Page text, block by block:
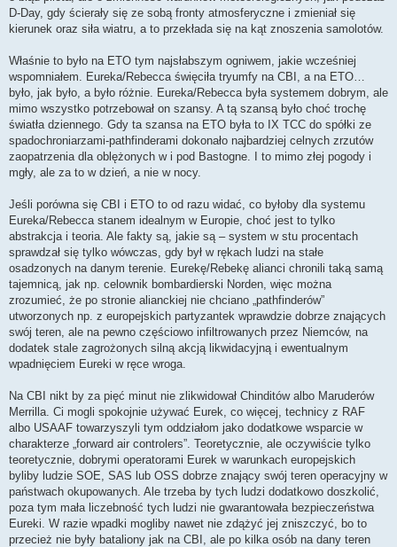
D-Day, gdy ścierały się ze sobą fronty atmosferyczne i zmieniał się
kierunek oraz siła wiatru, a to przekłada się na kąt znoszenia samolotów.
Właśnie to było na ETO tym najsłabszym ogniwem, jakie wcześniej
wspomniałem. Eureka/Rebecca święciła tryumfy na CBI, a na ETO…
było, jak było, a było różnie. Eureka/Rebecca była systemem dobrym, ale
mimo wszystko potrzebował on szansy. A tą szansą było choć trochę
światła dziennego. Gdy ta szansa na ETO była to IX TCC do spółki ze
spadochroniarzami-pathfinderami dokonało najbardziej celnych zrzutów
zaopatrzenia dla oblężonych w i pod Bastogne. I to mimo złej pogody i
mgły, ale za to w dzień, a nie w nocy.
Jeśli porówna się CBI i ETO to od razu widać, co byłoby dla systemu
Eureka/Rebecca stanem idealnym w Europie, choć jest to tylko
abstrakcja i teoria. Ale fakty są, jakie są – system w stu procentach
sprawdzał się tylko wówczas, gdy był w rękach ludzi na stałe
osadzonych na danym terenie. Eurekę/Rebekę alianci chronili taką samą
tajemnicą, jak np. celownik bombardierski Norden, więc można
zrozumieć, że po stronie alianckiej nie chciano „pathfinderów”
utworzonych np. z europejskich partyzantek wprawdzie dobrze znających
swój teren, ale na pewno częściowo infiltrowanych przez Niemców, na
dodatek stale zagrożonych silną akcją likwidacyjną i ewentualnym
wpadnięciem Eureki w ręce wroga.
Na CBI nikt by za pięć minut nie zlikwidował Chinditów albo Maruderów
Merrilla. Ci mogli spokojnie używać Eurek, co więcej, technicy z RAF
albo USAAF towarzyszyli tym oddziałom jako dodatkowe wsparcie w
charakterze „forward air controlers”. Teoretycznie, ale oczywiście tylko
teoretycznie, dobrymi operatorami Eurek w warunkach europejskich
byliby ludzie SOE, SAS lub OSS dobrze znający swój teren operacyjny w
państwach okupowanych. Ale trzeba by tych ludzi dodatkowo doszkolić,
poza tym mała liczebność tych ludzi nie gwarantowała bezpieczeństwa
Eureki. W razie wpadki mogliby nawet nie zdążyć jej zniszczyć, bo to
przecież nie były bataliony jak na CBI, ale po kilka osób na dany teren